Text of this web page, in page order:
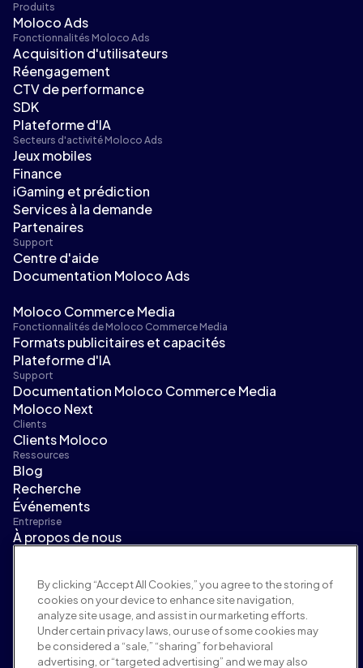
Produits
Moloco Ads
Fonctionnalités Moloco Ads
Acquisition d'utilisateurs
Réengagement
CTV de performance
SDK
Plateforme d'IA
Secteurs d'activité Moloco Ads
Jeux mobiles
Finance
iGaming et prédiction
Services à la demande
Partenaires
Support
Centre d'aide
Documentation Moloco Ads
Moloco Commerce Media
Fonctionnalités de Moloco Commerce Media
Formats publicitaires et capacités
Plateforme d'IA
Support
Documentation Moloco Commerce Media
Moloco Next
Clients
Clients Moloco
Ressources
Blog
Recherche
Événements
Entreprise
À propos de nous
Carrières
Conditions et politiques
Politique publicitaire
Politique de sécurité de la marque
Politique de confidentialité
By clicking “Accept All Cookies,” you agree to the storing of
cookies on your device to enhance site navigation,
analyze site usage, and assist in our marketing efforts.
Under certain privacy laws, our use of some cookies may
be considered a “sale,” “sharing” for behavioral
advertising, or “targeted advertising” and we may also